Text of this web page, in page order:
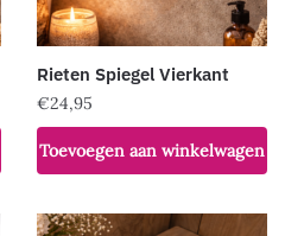
Rieten Spiegel Vierkant
€24,95
Toevoegen aan winkelwagen